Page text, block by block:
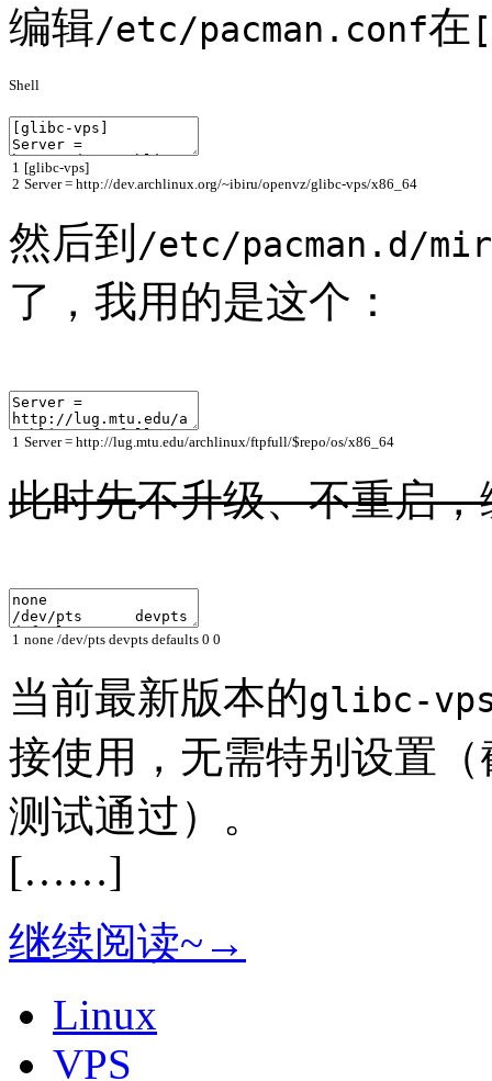
编辑/etc/pacman.conf在
Shell
1
2
[glibc-vps]
Server = http://dev.archlinux org/~ibiru/openvz/glibc-vps/x86_64
然后到 /etc/pacman.d/
了，我用的是这个：
1 Server = http://lug.mtu.edu/archlinux/ftpfull/$repo/os/x86_64
此时先不升级、不重启，
1 none /dev/pts devpts defaults 0 0
当前最新版本的glibc-
接使用，无需特别设置（
测试通过）。
[……]
继续阅读~→
Linux
VPS